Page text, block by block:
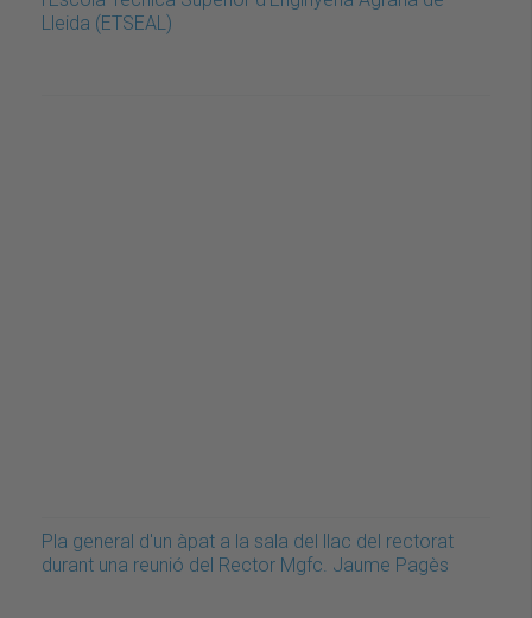
Lleida (ETSEAL)
Pla general d'un àpat a la sala del llac del rectorat
durant una reunió del Rector Mgfc. Jaume Pagès